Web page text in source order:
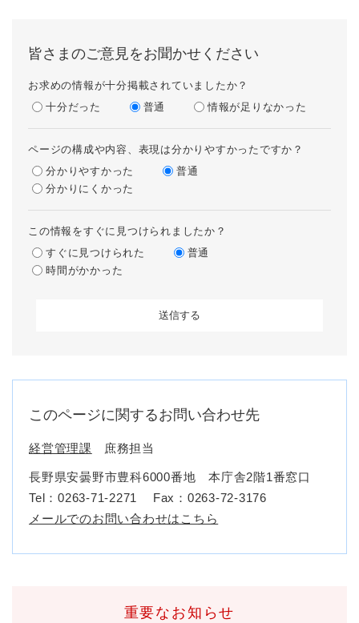
皆さまのご意見をお聞かせください
お求めの情報が十分掲載されていましたか？
十分だった
普通 情報が足りなかった
ページの構成や内容、表現は分かりやすかったですか？
分かりやすかった
普通
分かりにくかった
この情報をすぐに見つけられましたか？
すぐに見つけられた
普通
時間がかかった
このページに関するお問い合わせ先
経営管理課 庶務担当
長野県安曇野市豊科6000番地 本庁舎2階1番窓口
Tel：0263-71-2271
Fax：0263-72-3176
メールでのお問い合わせはこちら
重要なお知らせ